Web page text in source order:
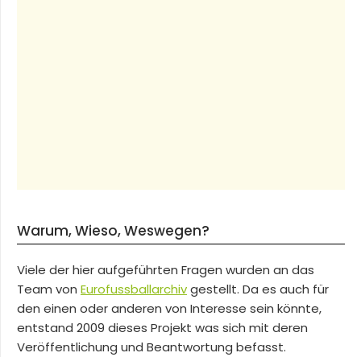
Warum, Wieso, Weswegen?
Viele der hier aufgeführten Fragen wurden an das
Team von Eurofussballarchivgestellt. Da es auch für
den einen oder anderen von Interesse sein könnte,
entstand 2009 dieses Projekt was sich mit deren
Veröffentlichung und Beantwortung befasst.